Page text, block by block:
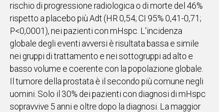
UNISCITI
AL CANALE
WHATSAPP
Social
rischio di progressione radiologica o di morte del 46%
rispetto a placebo più Adt (HR 0,54; CI 95% 0,41-0,71;
P<0,0001), nei pazienti con mHspc. L'incidenza
globale degli eventi avversi è risultata bassa e simile
nei gruppi di trattamento e nei sottogruppi ad alto e
basso volume e coerente con la popolazione globale.
Il tumore della prostata è il secondo più comune negli
uomini. Solo il 30% dei pazienti con diagnosi di mHspc
sopravvive 5 anni e oltre dopo la diagnosi. La maggior